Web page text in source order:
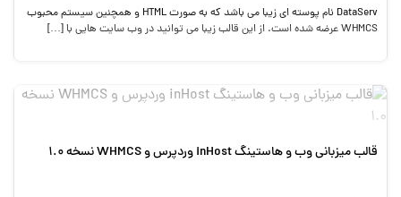
DataServ نام پوسته ای زیبا می باشد که به صورت HTML و همچنین سیستم محبوب
WHMCS عرضه شده است. از این قالب زیبا می توانید در وب سایت هایی با […]
قالب میزبانی وب و هاستینگ inHost وردپرس و WHMCS نسخه 1.0